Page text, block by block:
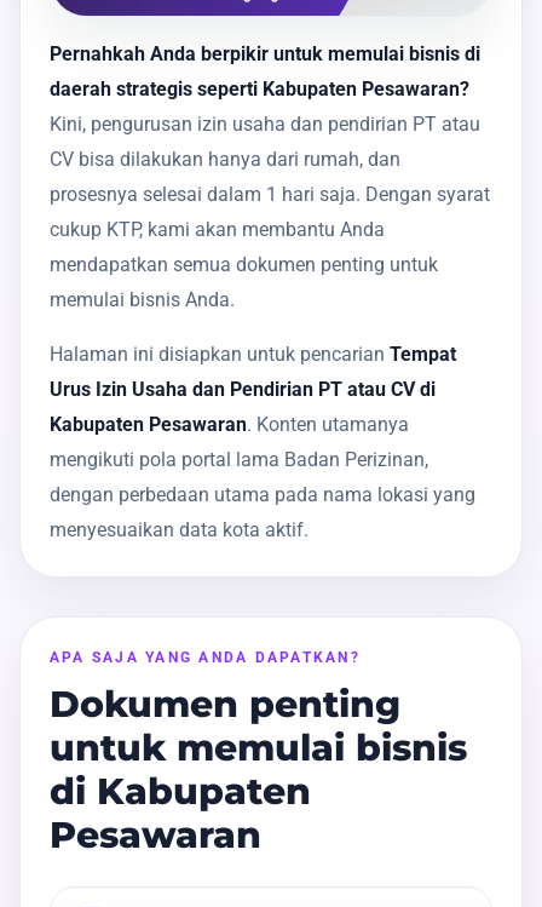
Pernahkah Anda berpikir untuk memulai bisnis di
daerah strategis seperti Kabupaten Pesawaran?
Kini, pengurusan izin usaha dan pendirian PT atau
CV bisa dilakukan hanya dari rumah, dan
prosesnya selesai dalam 1 hari saja. Dengan syarat
cukup KTP, kami akan membantu Anda
mendapatkan semua dokumen penting untuk
memulai bisnis Anda.
Halaman ini disiapkan untuk pencarian Tempat
Urus Izin Usaha dan Pendirian PT atau CV di
Kabupaten Pesawaran. Konten utamanya
mengikuti pola portal lama Badan Perizinan,
dengan perbedaan utama pada nama lokasi yang
menyesuaikan data kota aktif.
APA SAJA YANG ANDA DAPATKAN?
Dokumen penting
untuk memulai bisnis
di Kabupaten
Pesawaran